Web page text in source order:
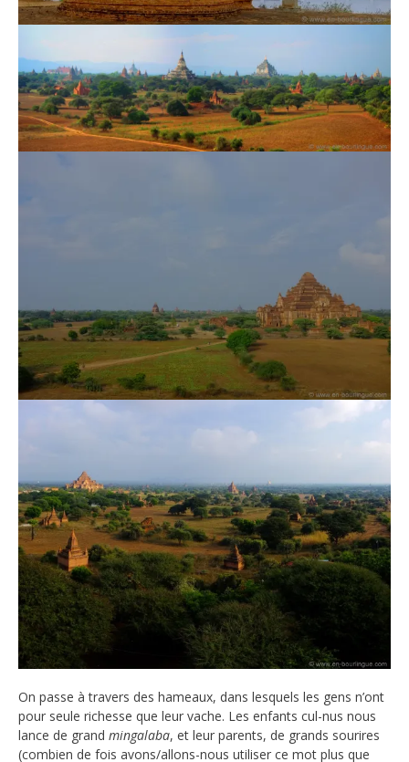
On passe à travers des hameaux, dans lesquels les gens n’ont
pour seule richesse que leur vache. Les enfants cul-nus nous
lance de grand mingalaba, et leur parents, de grands sourires
(combien de fois avons/allons-nous utiliser ce mot plus que